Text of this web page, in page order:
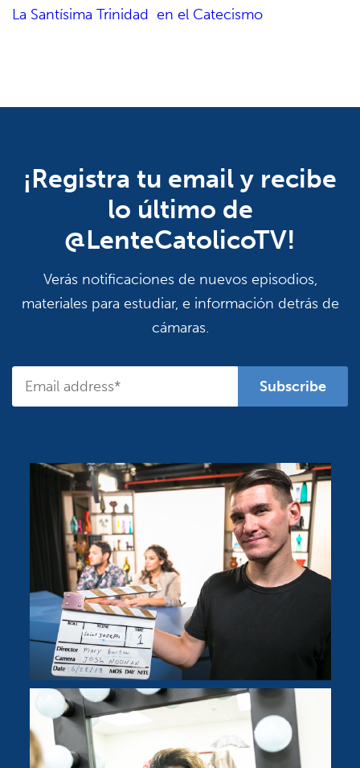
La Santísima Trinidad en el Catecismo
¡Registra tu email y recibe
lo último de
@LenteCatolicoTV!
Verás notificaciones de nuevos episodios,
materiales para estudiar, e información detrás de
cámaras.